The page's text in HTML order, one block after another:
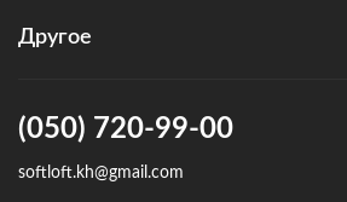
Другое
(050) 720-99-00
softloft.kh@gmail.com